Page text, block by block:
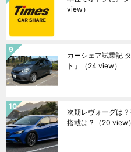
view）
カーシェア試乗記
ト」
（24 view）
次期レヴォーグは
搭載は？
（20 view）